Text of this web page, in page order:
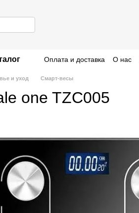
Оплата и доставка О нас
и уход Смарт-весы
one TZC005